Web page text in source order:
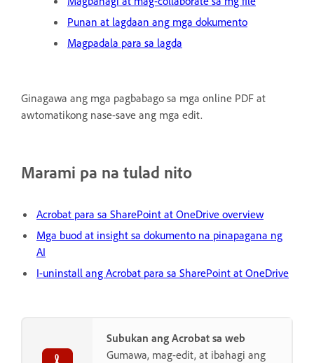
Punan at lagdaan ang mga dokumento
Magpadala para sa lagda
Ginagawa ang mga pagbabago sa mga online PDF at
awtomatikong nase-save ang mga edit.
Marami pa na tulad nito
Acrobat para sa SharePoint at OneDrive overview
Mga buod at insight sa dokumento na pinapagana ng
AI
I-uninstall ang Acrobat para sa SharePoint at OneDrive
Subukan ang Acrobat sa web
Gumawa, mag-edit, at ibahagi ang